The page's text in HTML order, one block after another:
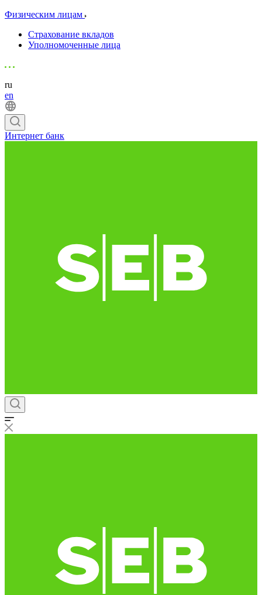
Физическим лицам
Страхование вкладов
Уполномоченные лица
ru
en
Интернет банк